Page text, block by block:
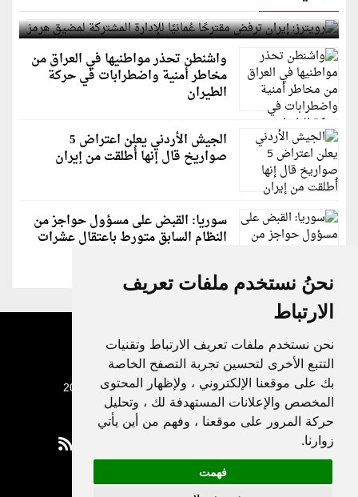
نحنُ نستخدم ملفات تعريف
الارتباط
نحن نستخدم ملفات تعريف الارتباط وتقنيات
التتبع الأخرى لتحسين تجربة التصفح الخاصة
بك على موقعنا الإلكتروني ، ولإظهار المحتوى
المخصص والإعلانات المستهدفة لك ، وتحليل
حركة المرور على موقعنا ، وفهم من أين يأتي
زوارنا.
فهمت
لمضيق هرمز
واشنطن تحذر مواطنيها في العراق من
مخاطر أمنية واضطرابات في حركة
الطيران
الجيش الأردني يعلن اعتراض 5
صواريخ قال إنها أُطلقت من إيران
سوريا: القبض على مسؤول حواجز من
النظام السابق متورط باعتقال عشرات
جميع الحقوق محفوظة لدنيا الوطن © 2003 - 2022
Privacy Policy